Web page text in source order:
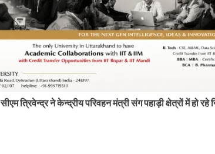
सीएम त्रिवेन्द्र ने केन्द्रीय परिवहन मंत्री संग पहाड़ी क्षेत्रों में हो रहे